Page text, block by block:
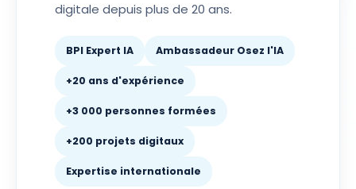
digitale depuis plus de 20 ans.
BPI Expert IA Ambassadeur Osez l'IA
+20 ans d'expérience
+3 000 personnes formées
+200 projets digitaux
Expertise internationale